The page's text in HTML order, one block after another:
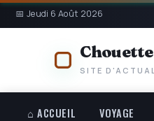
📅 Jeudi 6 Août 2026
Chouette
SITE
⌂ ACCUEIL VOYAGE